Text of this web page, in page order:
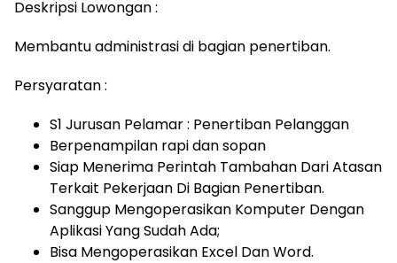
Deskripsi Lowongan :
Membantu administrasi di bagian penertiban.
Persyaratan :
S1 Jurusan Pelamar : Penertiban Pelanggan
Berpenampilan rapi dan sopan
Siap Menerima Perintah Tambahan Dari Atasan
Terkait Pekerjaan Di Bagian Penertiban.
Sanggup Mengoperasikan Komputer Dengan
Aplikasi Yang Sudah Ada;
Bisa Mengoperasikan Excel Dan Word.